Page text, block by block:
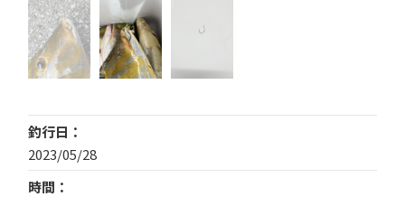
釣行日
2023/05/28
時間